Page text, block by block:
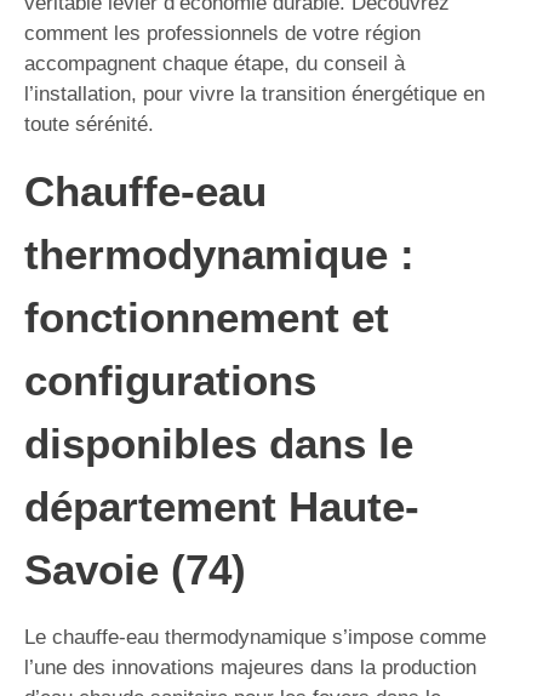
comment les professionnels de votre région
accompagnent chaque étape, du conseil à
l’installation, pour vivre la transition énergétique en
toute sérénité.
Chauffe-eau
thermodynamique :
fonctionnement et
configurations
disponibles dans le
département Haute-
Savoie (74)
Le chauffe-eau thermodynamique s’impose comme
l’une des innovations majeures dans la production